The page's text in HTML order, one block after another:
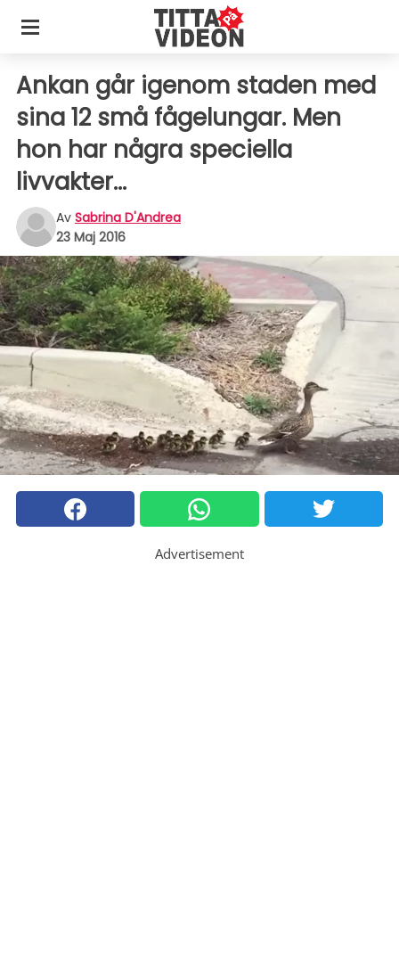
Ankan går igenom staden med
sina 12 små fågelungar. Men
hon har några speciella
livvakter...
Av Sabrina D'Andrea
23 Maj 2016
Advertisement